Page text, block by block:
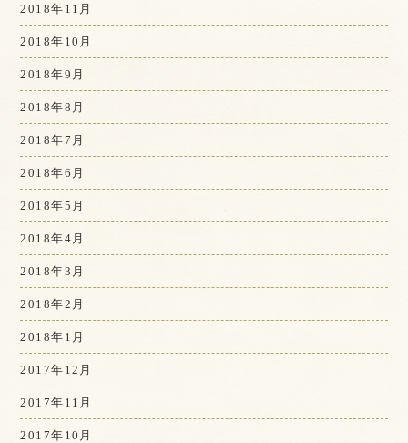
2018年11月
2018年10月
2018年9月
2018年8月
2018年7月
2018年6月
2018年5月
2018年4月
2018年3月
2018年2月
2018年1月
2017年12月
2017年11月
2017年10月